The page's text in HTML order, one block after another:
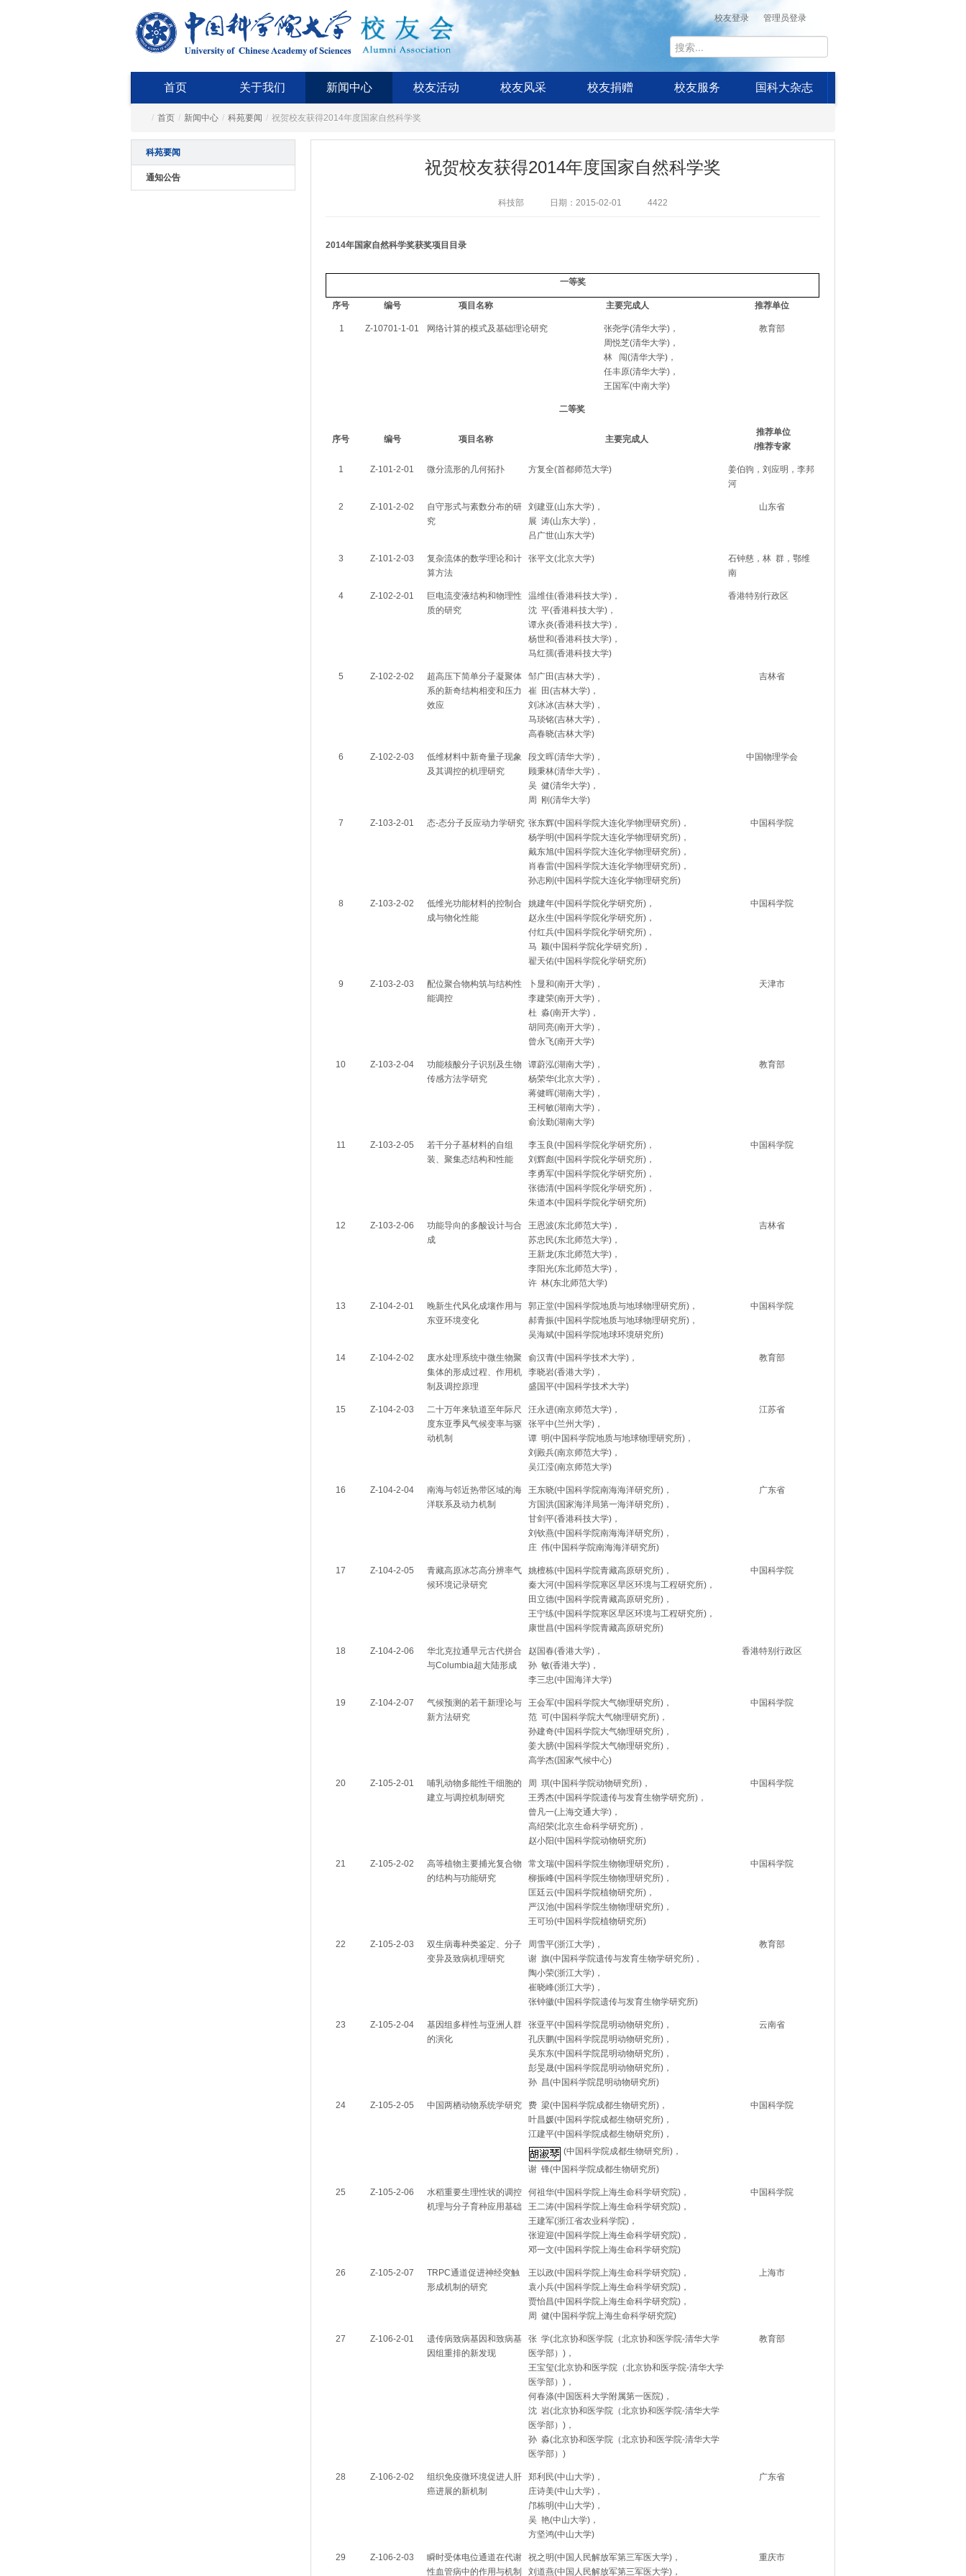
校友登录 管理员登录
首页 关于我们 新闻中心 校友活动 校友风采 校友捐赠 校友服务 国科大杂志
/ 首页 / 新闻中心 / 科苑要闻 / 祝贺校友获得2014年度国家自然科学奖
科苑要闻
通知公告
祝贺校友获得2014年度国家自然科学奖
科技部 日期：2015-02-01 4422
2014年国家自然科学奖获奖项目目录
一等奖
序号 编号 项目名称 主要完成人 推荐单位
1 Z-10701-1-01 网络计算的模式及基础理论研究
张尧学(清华大学)，
周悦芝(清华大学)，
林 闯(清华大学)，
任丰原(清华大学)，
王国军(中南大学)
教育部
二等奖
序号 编号 项目名称 主要完成人
推荐单位
/推荐专家
1 Z-101-2-01 微分流形的几何拓扑 方复全(首都师范大学)
姜伯驹，刘应明，李邦
河
2 Z-101-2-02
自守形式与素数分布的研
究
刘建亚(山东大学)，
展 涛(山东大学)，
吕广世(山东大学)
山东省
3 Z-101-2-03
复杂流体的数学理论和计
算方法
张平文(北京大学)
石钟慈，林 群，鄂维
南
4 Z-102-2-01
巨电流变液结构和物理性
质的研究
温维佳(香港科技大学)，
沈 平(香港科技大学)，
谭永炎(香港科技大学)，
杨世和(香港科技大学)，
马红孺(香港科技大学)
香港特别行政区
5 Z-102-2-02
超高压下简单分子凝聚体
系的新奇结构相变和压力
效应
邹广田(吉林大学)，
崔 田(吉林大学)，
刘冰冰(吉林大学)，
马琰铭(吉林大学)，
高春晓(吉林大学)
吉林省
6 Z-102-2-03
低维材料中新奇量子现象
及其调控的机理研究
段文晖(清华大学)，
顾秉林(清华大学)，
吴 健(清华大学)，
周 刚(清华大学)
中国物理学会
7 Z-103-2-01 态-态分子反应动力学研究 张东辉(中国科学院大连化学物理研究所)，
杨学明(中国科学院大连化学物理研究所)，
戴东旭(中国科学院大连化学物理研究所)，
肖春雷(中国科学院大连化学物理研究所)，
孙志刚(中国科学院大连化学物理研究所)
中国科学院
8 Z-103-2-02
低维光功能材料的控制合
成与物化性能
姚建年(中国科学院化学研究所)，
赵永生(中国科学院化学研究所)，
付红兵(中国科学院化学研究所)，
马 颖(中国科学院化学研究所)，
翟天佑(中国科学院化学研究所)
中国科学院
9 Z-103-2-03
配位聚合物构筑与结构性
能调控
卜显和(南开大学)，
李建荣(南开大学)，
杜 淼(南开大学)，
胡同亮(南开大学)，
曾永飞(南开大学)
天津市
10 Z-103-2-04
功能核酸分子识别及生物
传感方法学研究
谭蔚泓(湖南大学)，
杨荣华(北京大学)，
蒋健晖(湖南大学)，
王柯敏(湖南大学)，
俞汝勤(湖南大学)
教育部
11 Z-103-2-05
若干分子基材料的自组
装、聚集态结构和性能
李玉良(中国科学院化学研究所)，
刘辉彪(中国科学院化学研究所)，
李勇军(中国科学院化学研究所)，
张德清(中国科学院化学研究所)，
朱道本(中国科学院化学研究所)
中国科学院
12 Z-103-2-06
功能导向的多酸设计与合
成
王恩波(东北师范大学)，
苏忠民(东北师范大学)，
王新龙(东北师范大学)，
李阳光(东北师范大学)，
许 林(东北师范大学)
吉林省
13 Z-104-2-01
晚新生代风化成壤作用与
东亚环境变化
郭正堂(中国科学院地质与地球物理研究所)，
郝青振(中国科学院地质与地球物理研究所)，
吴海斌(中国科学院地球环境研究所)
中国科学院
14 Z-104-2-02
废水处理系统中微生物聚
集体的形成过程、作用机
制及调控原理
俞汉青(中国科学技术大学)，
李晓岩(香港大学)，
盛国平(中国科学技术大学)
教育部
15 Z-104-2-03
二十万年来轨道至年际尺
度东亚季风气候变率与驱
动机制
汪永进(南京师范大学)，
张平中(兰州大学)，
谭 明(中国科学院地质与地球物理研究所)，
刘殿兵(南京师范大学)，
吴江滢(南京师范大学)
江苏省
16 Z-104-2-04
南海与邻近热带区域的海
洋联系及动力机制
王东晓(中国科学院南海海洋研究所)，
方国洪(国家海洋局第一海洋研究所)，
甘剑平(香港科技大学)，
刘钦燕(中国科学院南海海洋研究所)，
庄 伟(中国科学院南海海洋研究所)
广东省
17 Z-104-2-05
青藏高原冰芯高分辨率气
候环境记录研究
姚檀栋(中国科学院青藏高原研究所)，
秦大河(中国科学院寒区旱区环境与工程研究所)，
田立德(中国科学院青藏高原研究所)，
王宁练(中国科学院寒区旱区环境与工程研究所)，
康世昌(中国科学院青藏高原研究所)
中国科学院
18 Z-104-2-06
华北克拉通早元古代拼合
与Columbia超大陆形成
赵国春(香港大学)，
孙 敏(香港大学)，
李三忠(中国海洋大学)
香港特别行政区
19 Z-104-2-07
气候预测的若干新理论与
新方法研究
王会军(中国科学院大气物理研究所)，
范 可(中国科学院大气物理研究所)，
孙建奇(中国科学院大气物理研究所)，
姜大膀(中国科学院大气物理研究所)，
高学杰(国家气候中心)
中国科学院
20 Z-105-2-01
哺乳动物多能性干细胞的
建立与调控机制研究
周 琪(中国科学院动物研究所)，
王秀杰(中国科学院遗传与发育生物学研究所)，
曾凡一(上海交通大学)，
高绍荣(北京生命科学研究所)，
赵小阳(中国科学院动物研究所)
中国科学院
21 Z-105-2-02
高等植物主要捕光复合物
的结构与功能研究
常文瑞(中国科学院生物物理研究所)，
柳振峰(中国科学院生物物理研究所)，
匡廷云(中国科学院植物研究所)，
严汉池(中国科学院生物物理研究所)，
王可玢(中国科学院植物研究所)
中国科学院
22 Z-105-2-03
双生病毒种类鉴定、分子
变异及致病机理研究
周雪平(浙江大学)，
谢 旗(中国科学院遗传与发育生物学研究所)，
陶小荣(浙江大学)，
崔晓峰(浙江大学)，
张钟徽(中国科学院遗传与发育生物学研究所)
教育部
23 Z-105-2-04
基因组多样性与亚洲人群
的演化
张亚平(中国科学院昆明动物研究所)，
孔庆鹏(中国科学院昆明动物研究所)，
吴东东(中国科学院昆明动物研究所)，
彭旻晟(中国科学院昆明动物研究所)，
孙 昌(中国科学院昆明动物研究所)
云南省
24 Z-105-2-05 中国两栖动物系统学研究
费 梁(中国科学院成都生物研究所)，
叶昌媛(中国科学院成都生物研究所)，
江建平(中国科学院成都生物研究所)，
(中国科学院成都生物研究所)，
谢 锋(中国科学院成都生物研究所)
中国科学院
25 Z-105-2-06
水稻重要生理性状的调控
机理与分子育种应用基础
何祖华(中国科学院上海生命科学研究院)，
王二涛(中国科学院上海生命科学研究院)，
王建军(浙江省农业科学院)，
张迎迎(中国科学院上海生命科学研究院)，
邓一文(中国科学院上海生命科学研究院)
中国科学院
26 Z-105-2-07
TRPC通道促进神经突触
形成机制的研究
王以政(中国科学院上海生命科学研究院)，
袁小兵(中国科学院上海生命科学研究院)，
贾怡昌(中国科学院上海生命科学研究院)，
周 健(中国科学院上海生命科学研究院)
上海市
27 Z-106-2-01
遗传病致病基因和致病基
因组重排的新发现
张 学(北京协和医学院（北京协和医学院-清华大学
医学部）)，
王宝玺(北京协和医学院（北京协和医学院-清华大学
医学部）)，
何春涤(中国医科大学附属第一医院)，
沈 岩(北京协和医学院（北京协和医学院-清华大学
医学部）)，
孙 淼(北京协和医学院（北京协和医学院-清华大学
医学部）)
教育部
28 Z-106-2-02
组织免疫微环境促进人肝
癌进展的新机制
郑利民(中山大学)，
庄诗美(中山大学)，
邝栋明(中山大学)，
吴 艳(中山大学)，
方坚鸿(中山大学)
广东省
29 Z-106-2-03
瞬时受体电位通道在代谢
性血管病中的作用与机制
祝之明(中国人民解放军第三军医大学)，
刘道燕(中国人民解放军第三军医大学)，
重庆市